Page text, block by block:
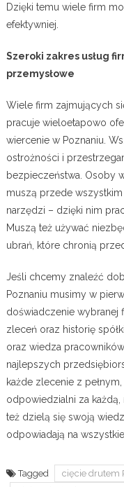
Dzięki temu wiele firm
efektywniej.
Szeroki zakres usług
przemysłowe
Wiele firm zajmujących
pracuje wieloetapowo
wiercenie w Poznaniu.
ostrożności i
bezpieczeństwa. Osoby
muszą przede
narzędzi – dzięki nim
Muszą też używać
ubrań, które chronią
Jeśli chcemy znaleźć
Poznaniu musimy w
doświadczenie wybranej
zleceń oraz historię
oraz wiedza
najlepszych
każde zlecenie z
odpowiedzialni za każdą,
też dzielą się swoją
odpowiadają na
Tagged cięcie drutem